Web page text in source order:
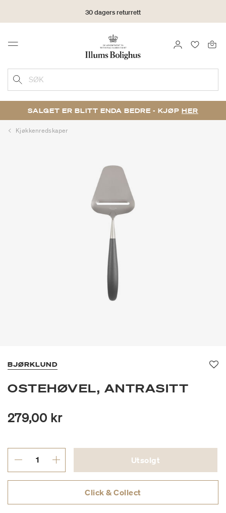
30 dagers returrett
Menu LOGG INN
SØK
SALGET ER BLITT ENDA BEDRE - KJØP HER
Kjøkkenredskaper
BJØRKLUND
OSTEHØVEL, ANTRASITT
279,00 kr
Utsolgt
Click & Collect